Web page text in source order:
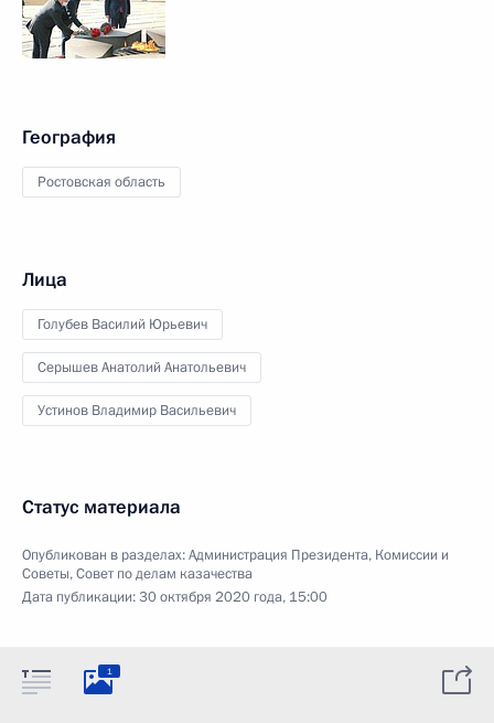
География
Ростовская область
Лица
Голубев Василий Юрьевич
Серышев Анатолий Анатольевич
Устинов Владимир Васильевич
Статус материала
Опубликован в разделах:Администрация Президента, Комиссии и
Советы,Совет по делам казачества
Дата публикации:30 октября 2020 года, 15:00
1